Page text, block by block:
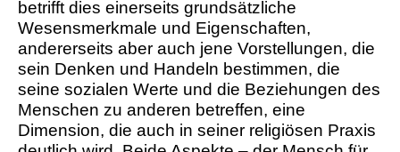
betrifft dies einerseits grundsätzliche
Wesensmerkmale und Eigenschaften,
andererseits aber auch jene Vorstellungen, die
sein Denken und Handeln bestimmen, die
seine sozialen Werte und die Beziehungen des
Menschen zu anderen betreffen, eine
Dimension, die auch in seiner religiösen Praxis